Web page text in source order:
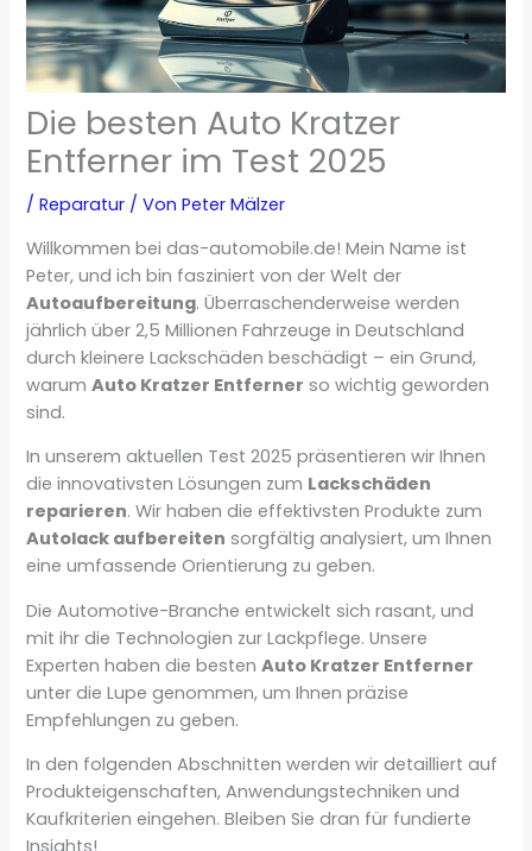
Die besten Auto Kratzer
Entferner im Test 2025
/Reparatur / VonPeter Mälzer
Willkommen bei das-automobile.de! Mein Name ist
Peter, und ich bin fasziniert von der Welt der
Autoaufbereitung. Überraschenderweise werden
jährlich über 2,5 Millionen Fahrzeuge in Deutschland
durch kleinere Lackschäden beschädigt – ein Grund,
warumAuto Kratzer Entferner so wichtig geworden
sind.
In unserem aktuellen Test 2025 präsentieren wir Ihnen
die innovativsten Lösungen zum Lackschäden
reparieren. Wir haben die effektivsten Produkte zum
Autolack aufbereiten sorgfältig analysiert, um Ihnen
eine umfassende Orientierung zu geben.
Die Automotive-Branche entwickelt sich rasant, und
mit ihr die Technologien zur Lackpflege. Unsere
Experten haben die bestenAuto Kratzer Entferner
unter die Lupe genommen, um Ihnen präzise
Empfehlungen zu geben.
In den folgenden Abschnitten werden wir detailliert auf
Produkteigenschaften, Anwendungstechniken und
Kaufkriterien eingehen. Bleiben Sie dran für fundierte